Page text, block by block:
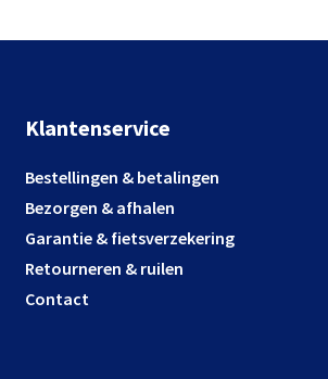
Klantenservice
Bestellingen & betalingen
Bezorgen & afhalen
Garantie & fietsverzekering
Retourneren & ruilen
Contact